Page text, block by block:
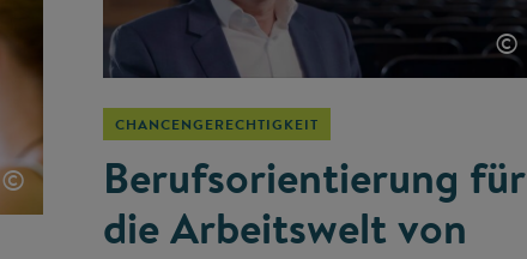
©
©
CHANCENGERECHTIGKEIT
Berufsorientierung für
die Arbeitswelt von